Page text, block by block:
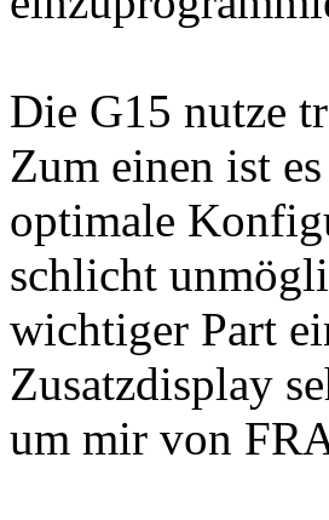
Die G15 nutze
Zum einen ist
optimale
schlicht
wichtiger Part
Zusatzdisplay
um mir von